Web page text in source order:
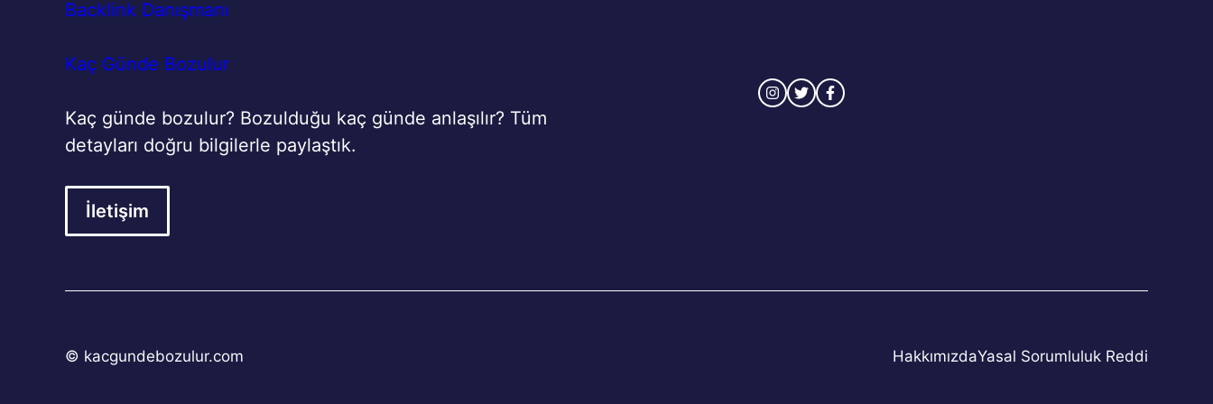
Backlink Danışmanı
Kaç Günde Bozulur
Kaç günde bozulur? Bozulduğu kaç günde anlaşılır? Tüm
detayları doğru bilgilerle paylaştık.
İletişim
© kacgundebozulur.com HakkımızdaYasal Sorumluluk Reddi